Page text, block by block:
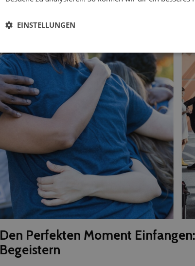
Den Perfekten Moment
Begeistern
EINSTELLUNGEN